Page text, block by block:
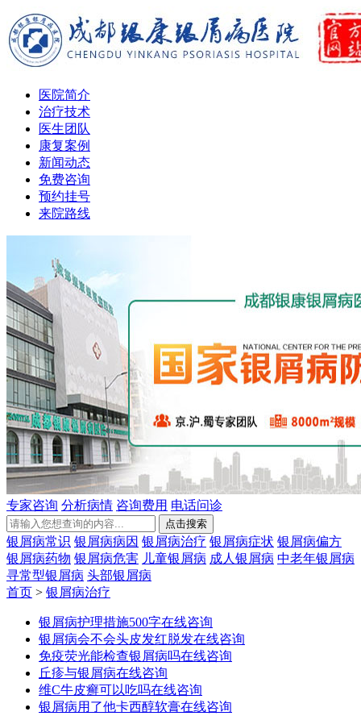
医院简介
治疗技术
医生团队
康复案例
新闻动态
免费咨询
预约挂号
来院路线
专家咨询 分析病情 咨询费用 电话问诊
银屑病常识 银屑病病因 银屑病治疗 银屑病症状 银屑病偏方
银屑病药物 银屑病危害 儿童银屑病 成人银屑病 中老年银屑病
寻常型银屑病 头部银屑病
首页 > 银屑病治疗
银屑病护理措施500字在线咨询
银屑病会不会头皮发红脱发在线咨询
免疫荧光能检查银屑病吗在线咨询
丘疹与银屑病在线咨询
维C牛皮癣可以吃吗在线咨询
银屑病用了他卡西醇软膏在线咨询